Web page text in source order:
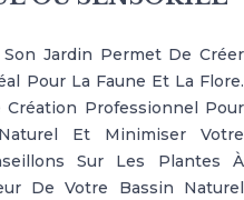
Jardin Permet De Créer
Pour La Faune Et La Flore.
Professionnel Pour
Et Minimiser Votre
Sur Les Plantes À
De Votre Bassin Naturel